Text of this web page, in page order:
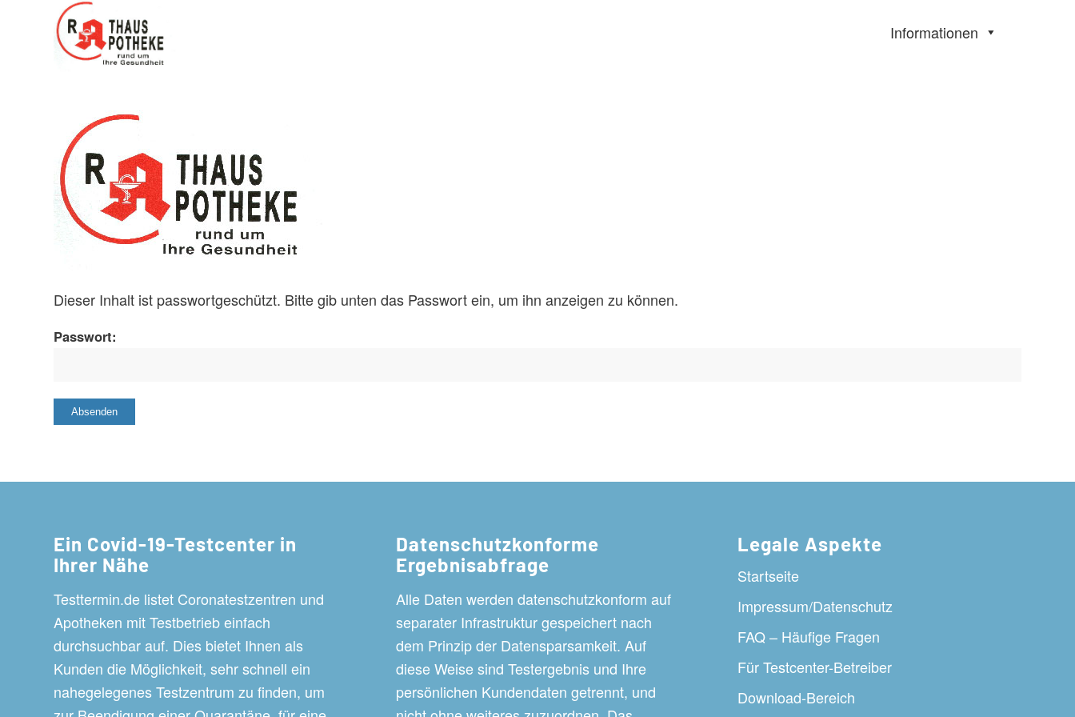
Informationen
Dieser Inhalt ist passwortgeschützt. Bitte gib unten das Passwort ein, um ihn anzeigen zu können.
Passwort:
Ein Covid-19-Testcenter in
Ihrer Nähe
Testtermin.de listet Coronatestzentren und
Apotheken mit Testbetrieb einfach
durchsuchbar auf. Dies bietet Ihnen als
Kunden die Möglichkeit, sehr schnell ein
nahegelegenes Testzentrum zu finden, um
Datenschutzkonforme
Ergebnisabfrage
Alle Daten werden datenschutzkonform auf
separater Infrastruktur gespeichert nach
dem Prinzip der Datensparsamkeit. Auf
diese Weise sind Testergebnis und Ihre
persönlichen Kundendaten getrennt, und
Legale Aspekte
Startseite
Impressum/Datenschutz
FAQ – Häufige Fragen
Für Testcenter-Betreiber
Download-Bereich